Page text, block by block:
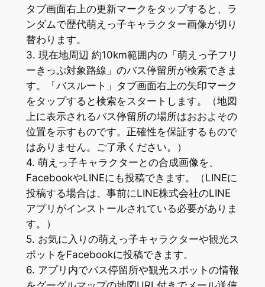
タブ画面右上の更新マークをタップすると、ラ
ンダムで歴代萌えっ子キャラクター画像が切り
替わります。
3. 現在地周辺 約10km範囲内の「萌えっ子フリ
ーきっぷ対象路線」のバス停留所が検索できま
す。「バスルート」タブ画面右上の矢印マーク
をタップすると検索をスタートします。（地図
上に表示されるバス停留所の場所はおおよその
位置を示すものです。正確性を保証するもので
はありません。ご了承ください。）
4. 萌えっ子キャラクターとの合成画像を、
FacebookやLINEにも投稿できます。（LINEに
投稿する場合は、事前にLINE株式会社のLINE
アプリがインストールされている必要がありま
す。）
5. お気に入りの萌えっ子キャラクターや観光ス
ポットをFacebookに投稿できます。
6. アプリ内でバス停留所や観光スポットの情報